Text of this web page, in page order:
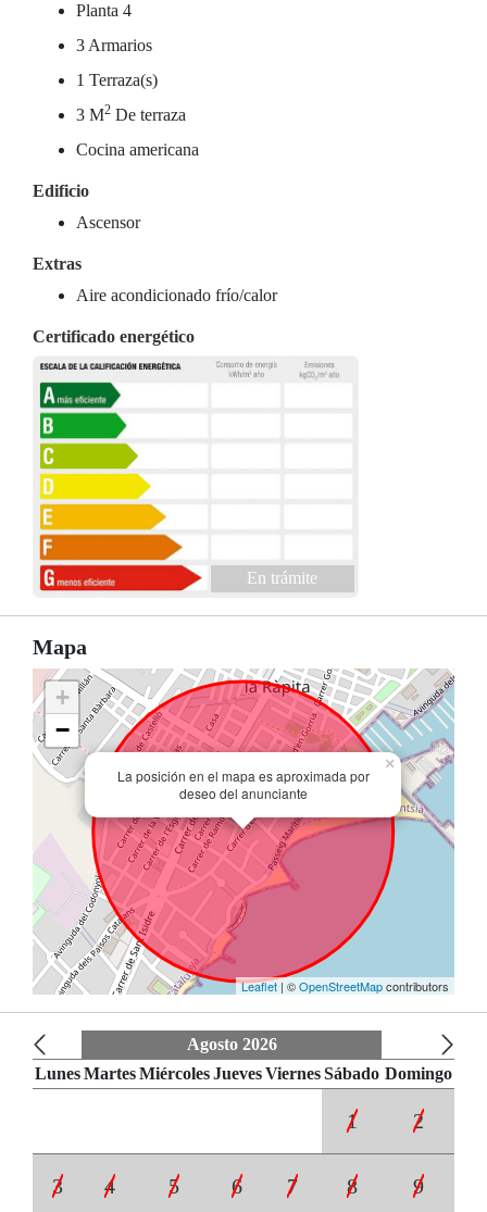
Planta 4
3 Armarios
1 Terraza(s)
3 M2 De terraza
Cocina americana
Edificio
Ascensor
Extras
Aire acondicionado frío/calor
Certificado energético
En trámite
Mapa
La posición en el mapa es aproximada por
deseo del anunciante
×
+
−
Leaflet | ©OpenStreetMapcontributors
Agosto 2026
Lunes Martes Miércoles Jueves Viernes Sábado Domingo
1 2
3 4 5 6 7 8 9